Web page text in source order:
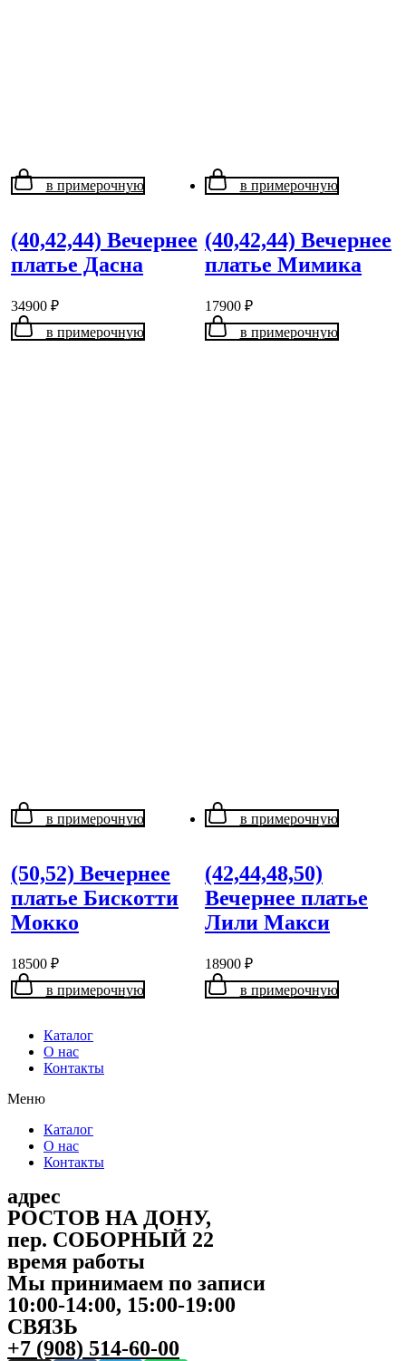
в примерочную
(40,42,44) Вечернее
платье Дасна
34900 ₽
в примерочную
в примерочную
(40,42,44) Вечернее
платье Мимика
17900 ₽
в примерочную
в примерочную
(50,52) Вечернее
платье Бискотти
Мокко
18500 ₽
в примерочную
в примерочную
(42,44,48,50)
Вечернее платье
Лили Макси
18900 ₽
в примерочную
Каталог
О нас
Контакты
Меню
Каталог
О нас
Контакты
адрес
РОСТОВ НА ДОНУ,
пер. СОБОРНЫЙ 22
время работы
Мы принимаем по записи
10:00-14:00, 15:00-19:00
СВЯЗЬ
+7 (908) 514-60-00